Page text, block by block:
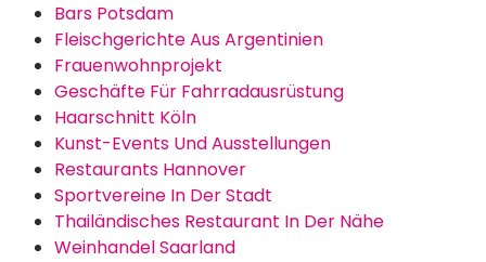
Bars Potsdam
Fleischgerichte Aus Argentinien
Frauenwohnprojekt
Geschäfte Für Fahrradausrüstung
Haarschnitt Köln
Kunst-Events Und Ausstellungen
Restaurants Hannover
Sportvereine In Der Stadt
Thailändisches Restaurant In Der Nähe
Weinhandel Saarland